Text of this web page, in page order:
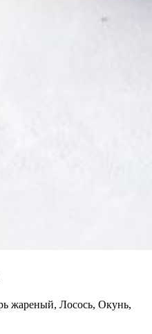
жареный, Лосось, Окунь,